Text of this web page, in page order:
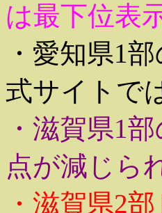
は最下位表
・愛知県1
式サイトで
・滋賀県1
点が減じら
・滋賀県2